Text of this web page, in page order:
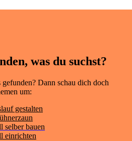
was du suchst?
gefunden? Dann schau dich doch
um:
gestalten
selber bauen
einrichten